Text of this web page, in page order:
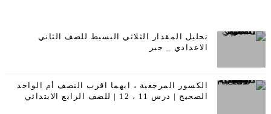
تحليل المقدار الثلاثي البسيط للصف الثاني
الاعدادي _ جبر
الكسور المرجعية ، ايهما اقرب النصف أم الواحد
الصحيح | درس 11 ، 12 | للصف الرابع الابتدائي